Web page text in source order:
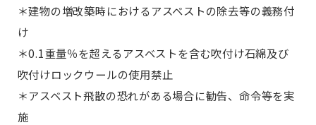
＊建物の増改築時におけるアスベストの除去等の義務付
け
＊0.1重量％を超えるアスベストを含む吹付け石綿及び
吹付けロックウールの使用禁止
＊アスベスト飛散の恐れがある場合に勧告、命令等を実
施